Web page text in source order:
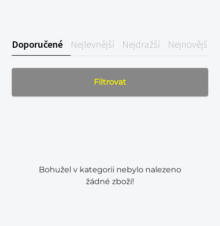
Doporučené Nejlevnější Nejdražší Nejnovější
Filtrovat
Bohužel v kategorii nebylo nalezeno
žádné zboží!